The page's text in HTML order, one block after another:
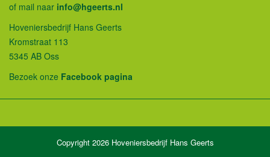
of mail naar info@hgeerts.nl
Hoveniersbedrijf Hans Geerts
Kromstraat 113
5345 AB Oss
Bezoek onze Facebook pagina
Copyright 2026 Hoveniersbedrijf Hans Geerts